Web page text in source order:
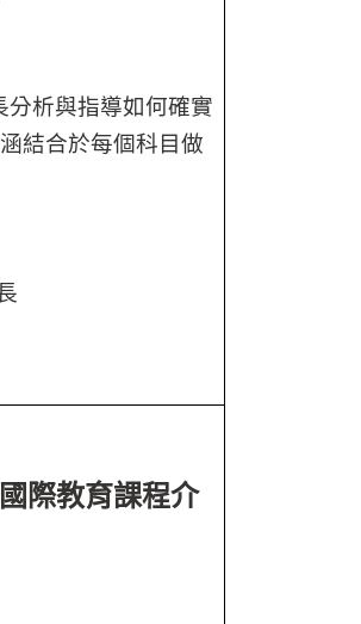
析與指導如何確實
結合於每個科目做
際教育課程介